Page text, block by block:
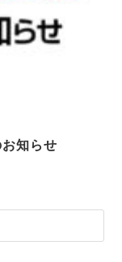
知らせ